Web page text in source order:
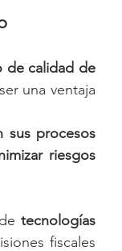
de calidad de
una ventaja
sus procesos
riesgos
tecnologías
fiscales